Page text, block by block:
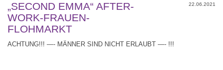
22.06.2021
„SECOND EMMA“ AFTER-
WORK-FRAUEN-
FLOHMARKT
ACHTUNG!!! —- MÄNNER SIND NICHT ERLAUBT —- !!!